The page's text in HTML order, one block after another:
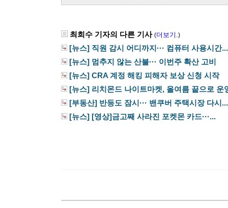
최희수 기자의 다른 기사 (더보기.)
[뉴스] 직원 감시 어디까지··· 컴퓨터 사용시간...
[뉴스] 멈추지 않는 산불··· 이번주 확산 고비
[뉴스] CRA 계정 해킹 피해자 보상 신청 시작
[뉴스] 리치몬드 나이트마켓, 올여름 끝으로 운
[부동산] 반등도 잠시··· 밴쿠버 주택시장 다시...
[뉴스] [영상]금고째 사라진 포켓몬 카드···...